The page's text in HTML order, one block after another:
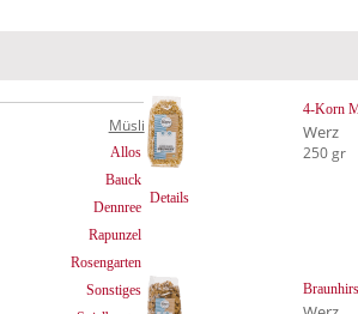
Müsli
Allos
Bauck
Dennree
Rapunzel
Rosengarten
Sonstiges
Details
4-Korn
Werz
250 gr